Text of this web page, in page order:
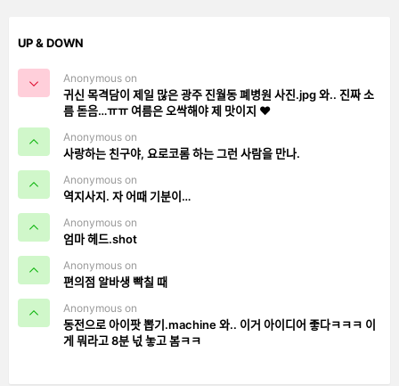
UP & DOWN
Anonymous on
귀신 목격담이 제일 많은 광주 진월동 폐병원 사진.jpg 와.. 진짜 소
름 돋음…ㅠㅠ 여름은 오싹해야 제 맛이지 ❤️
Anonymous on
사랑하는 친구야, 요로코롬 하는 그런 사람을 만나.
Anonymous on
역지사지. 자 어때 기분이…
Anonymous on
엄마 헤드.shot
Anonymous on
편의점 알바생 빡칠 때
Anonymous on
동전으로 아이팟 뽑기.machine 와.. 이거 아이디어 좋다ㅋㅋㅋ 이
게 뭐라고 8분 넋 놓고 봄ㅋㅋ